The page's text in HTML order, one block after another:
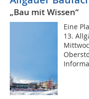
„Bau mit Wissen“
Eine
13.